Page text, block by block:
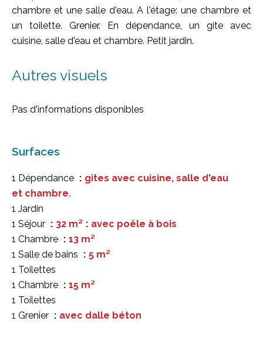
chambre et une salle d'eau. A l'étage: une chambre et
un toilette. Grenier. En dépendance, un gite avec
cuisine, salle d'eau et chambre. Petit jardin.
Autres visuels
Pas d'informations disponibles
Surfaces
1 Dépendance
gites avec cuisine, salle d'eau
et chambre.
1 Jardin
1 Séjour
32 m²
avec poêle à bois
1 Chambre
13 m²
1 Salle de bains
5 m²
1 Toilettes
1 Chambre
15 m²
1 Toilettes
1 Grenier
avec dalle béton